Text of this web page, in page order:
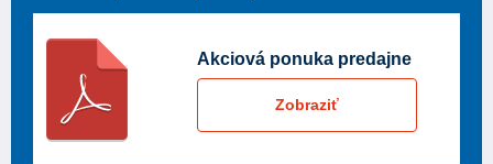
Akciová ponuka predajne
Zobraziť